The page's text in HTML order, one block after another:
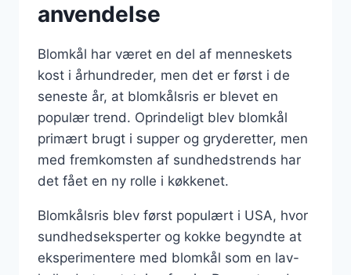
anvendelse
Blomkål har været en del af menneskets
kost i århundreder, men det er først i de
seneste år, at blomkålsris er blevet en
populær trend. Oprindeligt blev blomkål
primært brugt i supper og gryderetter, men
med fremkomsten af sundhedstrends har
det fået en ny rolle i køkkenet.
Blomkålsris blev først populært i USA, hvor
sundhedseksperter og kokke begyndte at
eksperimentere med blomkål som en lav-